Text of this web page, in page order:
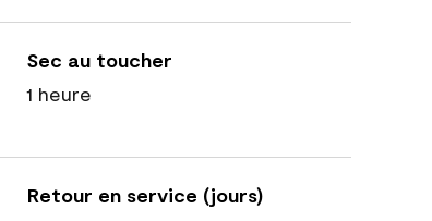
Sec au toucher
1 heure
Retour en service (jours)